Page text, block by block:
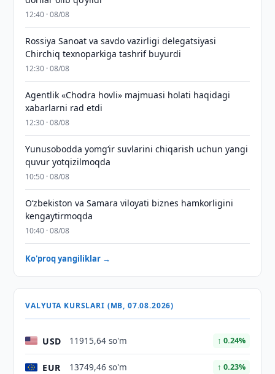
12:40 · 08/08
Rossiya Sanoat va savdo vazirligi delegatsiyasi
Chirchiq texnoparkiga tashrif buyurdi
12:30 · 08/08
Agentlik «Chodra hovli» majmuasi holati haqidagi
xabarlarni rad etdi
12:30 · 08/08
Yunusobodda yomg‘ir suvlarini chiqarish uchun yangi
quvur yotqizilmoqda
10:50 · 08/08
Oʻzbekiston va Samara viloyati biznes hamkorligini
kengaytirmoqda
10:40 · 08/08
Ko'proq yangiliklar →
VALYUTA KURSLARI (MB, 07.08.2026)
USD 11915,64 so'm ↑ 0.24%
EUR 13749,46 so'm ↑ 0.23%